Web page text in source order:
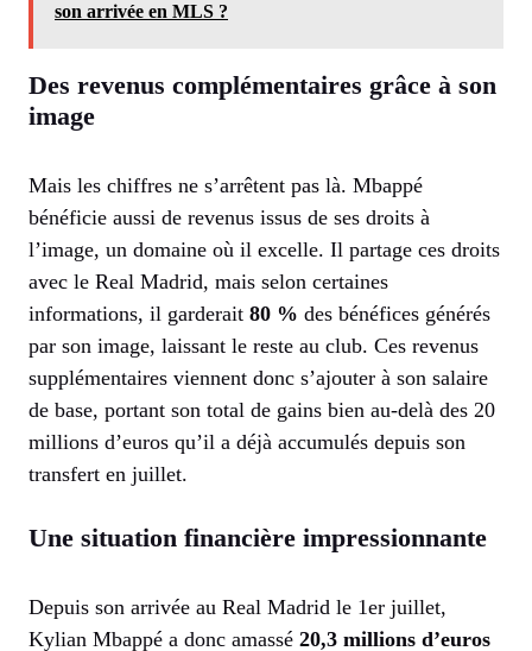
son arrivée en MLS ?
Des revenus complémentaires grâce à son
image
Mais les chiffres ne s’arrêtent pas là. Mbappé
bénéficie aussi de revenus issus de ses droits à
l’image, un domaine où il excelle. Il partage ces droits
avec le Real Madrid, mais selon certaines
informations, il garderait 80 % des bénéfices générés
par son image, laissant le reste au club. Ces revenus
supplémentaires viennent donc s’ajouter à son salaire
de base, portant son total de gains bien au-delà des 20
millions d’euros qu’il a déjà accumulés depuis son
transfert en juillet.
Une situation financière impressionnante
Depuis son arrivée au Real Madrid le 1er juillet,
Kylian Mbappé a donc amassé 20,3 millions d’euros